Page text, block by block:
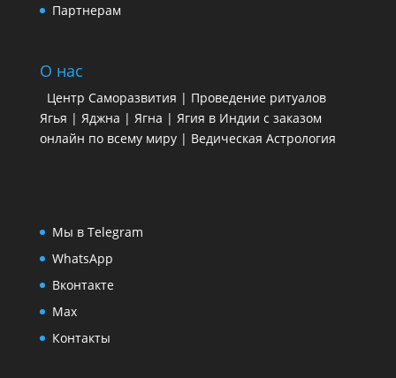
Партнерам
О нас
Центр Саморазвития | Проведение ритуалов
Ягья | Яджна | Ягна | Ягия в Индии с заказом
онлайн по всему миру | Ведическая Астрология
Мы в Telegram
WhatsApp
Вконтакте
Max
Контакты